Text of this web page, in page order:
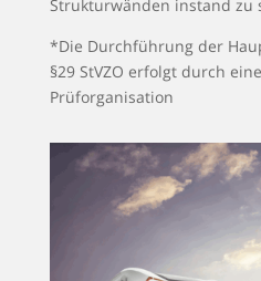
Strukturwänden instand zu
*Die Durchführung der
§29 StVZO erfolgt durch
Prüforganisation